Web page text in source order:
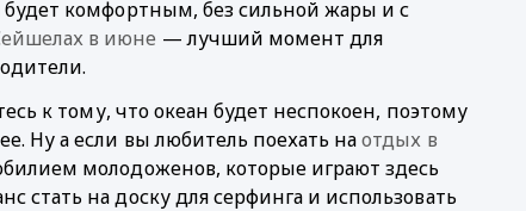
будет комфортным, без сильной жары и с
в июне — лучший момент для
к тому, что океан будет неспокоен, поэтому
Ну а если вы любитель поехать на отдых в
молодоженов, которые играют здесь
на доску для серфинга и использовать